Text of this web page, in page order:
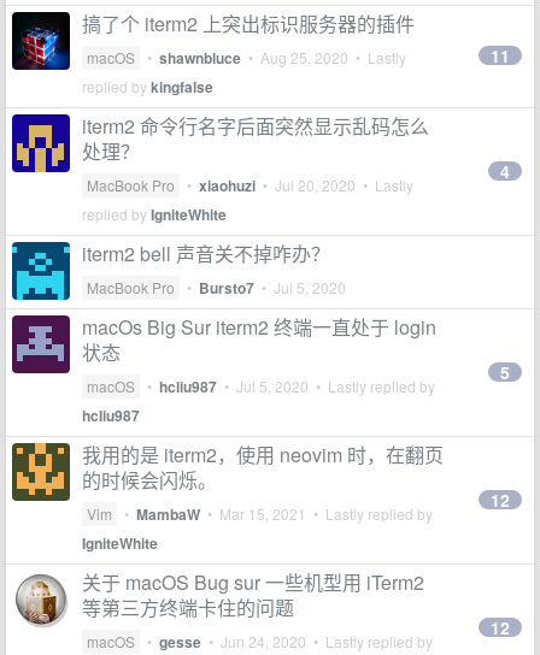
搞了个 iterm2 上突出标识服务器的插件
macOS • shawnbluce • Aug 25, 2020 • Lastly
replied bykingfalse
11
iterm2 命令行名字后面突然显示乱码怎么
处理？
MacBook Pro • xiaohuzi • Jul 20, 2020 • Lastly
replied byIgniteWhite
4
iterm2 bell 声音关不掉咋办？
MacBook Pro • Bursto7 • Jul 5, 2020
macOs Big Sur iterm2 终端一直处于 login
状态
macOS • hcliu987 • Jul 5, 2020 • Lastly replied by
hcliu987
5
我用的是 iterm2，使用 neovim 时，在翻页
的时候会闪烁。
Vim • MambaW • Mar 15, 2021 • Lastly replied by
IgniteWhite
12
关于 macOS Bug sur 一些机型用 iTerm2
等第三方终端卡住的问题
macOS • gesse • Jun 24, 2020 • Lastly replied by
12